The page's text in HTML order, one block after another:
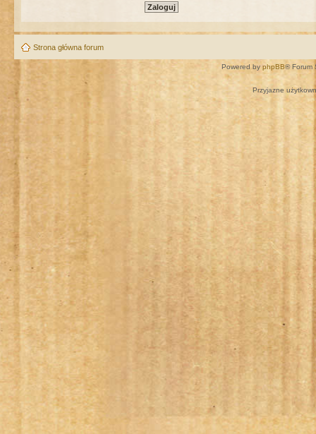
Strona główna forum
Powered by phpBB® Forum
Przyjazne